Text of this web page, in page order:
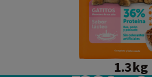
1.3kg